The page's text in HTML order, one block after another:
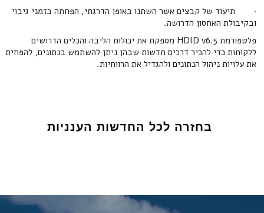
· תיעוד של קבצים אשר השתנו באופן הדרגתי, הפחתה בזמני גיבוי
ובקיבולת האחסון הדרושה.
פלטפורמת HDID v6.5 מספקת את יכולות הליבה והכלים הדרושים
ללקוחות כדי להכיר דרכים חדשות שבהן ניתן להשתמש בנתונים, להפחית
את עלויות ניהול הנתונים ולהגדיל את הרווחיות.
בחזרה לכל החדשות הענניות